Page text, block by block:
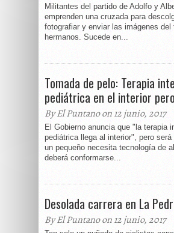
Militantes del partido de Adolfo y
emprenden una cruzada para
fotografiar y enviar las imágenes del
hermanos. Sucede en...
Tomada de pelo: Terapia
pediátrica en el interior
By El Puntano on 12 junio, 2017
El Gobierno anuncia que "la terapia
pediátrica llega al interior", pero
un pequeño necesita tecnología de
deberá conformarse...
Desolada carrera en La
By El Puntano on 12 junio, 2017